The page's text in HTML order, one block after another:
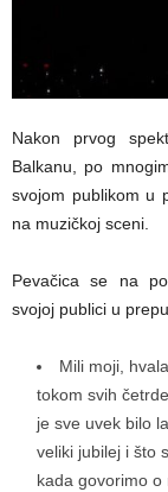
Nakon prvog
Balkanu, po
svojom publikom u
na muzičkoj sceni.
Pevačica se na
svojoj publici u
Mili moji,
tokom svih
je sve uvek bilo
veliki jubilej i što
kada govorimo